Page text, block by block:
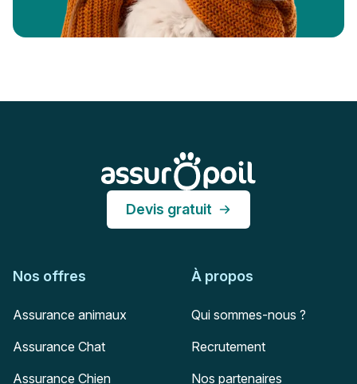
Devis gratuit
Nos offres
Assurance animaux
Assurance Chat
Assurance Chien
À propos
Qui sommes-nous ?
Recrutement
Nos partenaires